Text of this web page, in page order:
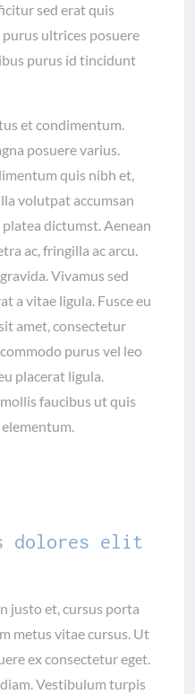
sed erat quis
ultrices posuere
purus id tincidunt
et condimentum.
posuere varius.
quis nibh et,
volutpat accumsan
dictumst. Aenean
ac, fringilla ac arcu.
Vivamus sed
a vitae ligula. Fusce eu
amet, consectetur
purus vel leo
placerat ligula.
faucibus ut quis
dolores elit
justo et, cursus porta
metus vitae cursus. Ut
ex consectetur eget.
Vestibulum turpis